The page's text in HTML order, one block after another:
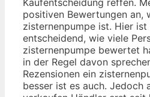
Kaufentscheidung reffen.
positiven Bewertungen an,
zisternenpumpe ist. Hier
entscheidend, wie viele
zisternenpumpe bewertet
in der Regel davon
Rezensionen ein
besser ist es auch. Jedoch